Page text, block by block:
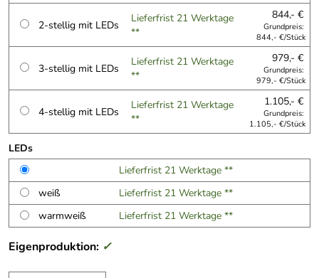
2-stellig mit LEDs
Lieferfrist 21 Werktage
**
844,- €
Grundpreis:
844,- €/Stück
3-stellig mit LEDs
Lieferfrist 21 Werktage
**
979,- €
Grundpreis:
979,- €/Stück
4-stellig mit LEDs
Lieferfrist 21 Werktage
**
1.105,- €
Grundpreis:
1.105,- €/Stück
LEDs
Lieferfrist 21 Werktage **
weiß
Lieferfrist 21 Werktage **
warmweiß
Lieferfrist 21 Werktage **
Eigenproduktion: ✓